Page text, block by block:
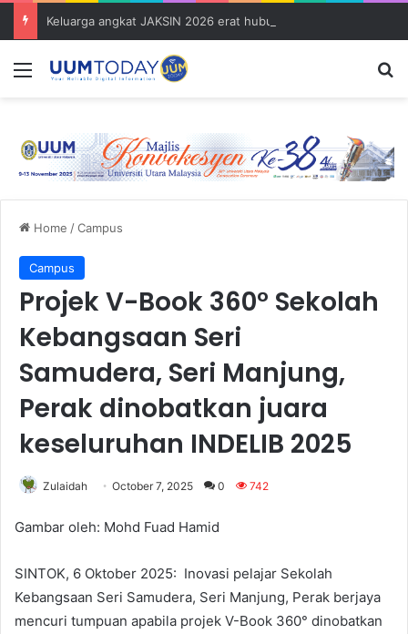
Menu
Home /Campus
Campus
Projek V-Book 360° Sekolah
Kebangsaan Seri
Samudera, Seri Manjung,
Perak dinobatkan juara
keseluruhan INDELIB 2025
Zulaidah October 7, 2025 0 742
Gambar oleh: Mohd Fuad Hamid
SINTOK, 6 Oktober 2025: Inovasi pelajar Sekolah
Kebangsaan Seri Samudera, Seri Manjung, Perak berjaya
mencuri tumpuan apabila projek V-Book 360° dinobatkan